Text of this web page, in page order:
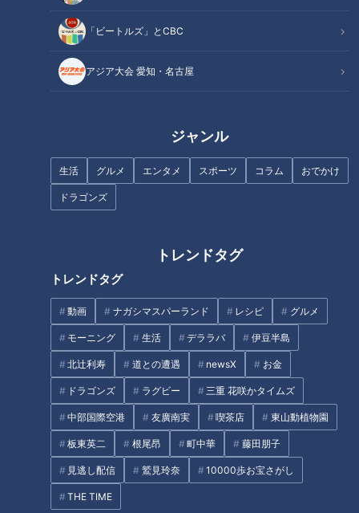
「ビートルズ」とCBC
アジア大会 愛知・名古屋
ジャンル
生活 グルメ エンタメ スポーツ コラム おでかけ
ドラゴンズ
トレンドタグ
トレンドタグ
動画 ナガシマスパーランド レシピ グルメ
モーニング 生活 デララバ 伊豆半島
北辻利寿 道との遭遇 newsX お金
ドラゴンズ ラグビー 三重 花咲かタイムズ
中部国際空港 友廣南実 喫茶店 東山動植物園
板東英二 根尾昂 町中華 藤田朋子
見逃し配信 鷲見玲奈 10000歩お宝さがし
THE TIME
安打をコース別に９分割にて見てみると、一番少ない１１９本
と最も苦手としているのが“内角高め”。この事実について大島
選手は「インハイは一番キライっす」と認めた。ちなみにイン
コースは真ん中と低めも１００本台と苦手としており、得意な
打数と質問の“答え辛さ”がリンクしている設定。そこで大島選
手が最初に選んだのは意外な“内角高め”。さてその難題とされ
る質問とは・・・
２０００安打達成について 自慢したい人は？ご褒美は？
「伝説の精密機械」こと竜ＯＢ・吉見一起氏から２つの質
イチ視聴者（筆者）の番組感想まとめ。大島選手の打撃の
極意をもっと聞きたいと思いつつ、一番の願いは強竜復
活！！
オススメ関連コンテンツ
将来は監督になりたい？